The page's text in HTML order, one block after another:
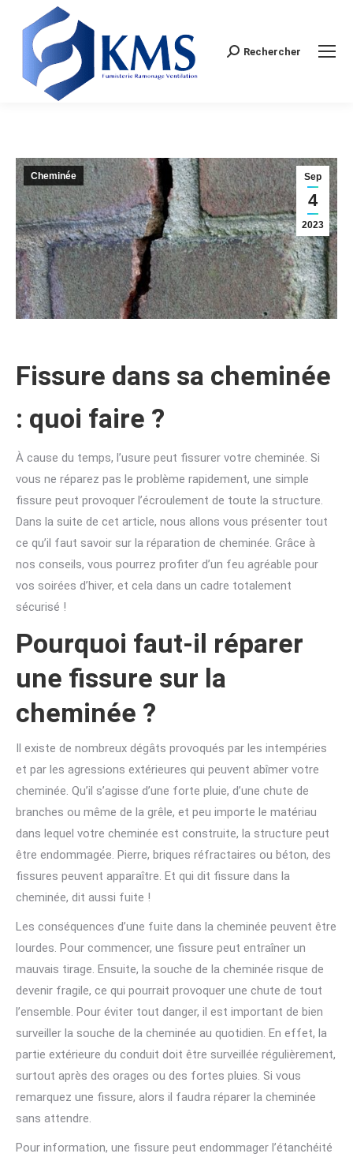
Search:
Rechercher
Sep
4
2023
Cheminée
Fissure dans sa cheminée
: quoi faire ?
À cause du temps, l’usure peut fissurer votre cheminée. Si
vous ne réparez pas le problème rapidement, une simple
fissure peut provoquer l’écroulement de toute la structure.
Dans la suite de cet article, nous allons vous présenter tout
ce qu’il faut savoir sur la réparation de cheminée. Grâce à
nos conseils, vous pourrez profiter d’un feu agréable pour
vos soirées d’hiver, et cela dans un cadre totalement
sécurisé !
Pourquoi faut-il réparer
une fissure sur la
cheminée ?
Il existe de nombreux dégâts provoqués par les intempéries
et par les agressions extérieures qui peuvent abîmer votre
cheminée. Qu’il s’agisse d’une forte pluie, d’une chute de
branches ou même de la grêle, et peu importe le matériau
dans lequel votre cheminée est construite, la structure peut
être endommagée. Pierre, briques réfractaires ou béton, des
fissures peuvent apparaître. Et qui dit fissure dans la
cheminée, dit aussi fuite !
Les conséquences d’une fuite dans la cheminée peuvent être
lourdes. Pour commencer, une fissure peut entraîner un
mauvais tirage. Ensuite, la souche de la cheminée risque de
devenir fragile, ce qui pourrait provoquer une chute de tout
l’ensemble. Pour éviter tout danger, il est important de bien
surveiller la souche de la cheminée au quotidien. En effet, la
partie extérieure du conduit doit être surveillée régulièrement,
surtout après des orages ou des fortes pluies. Si vous
remarquez une fissure, alors il faudra réparer la cheminée
sans attendre.
Pour information, une fissure peut endommager l’étanchéité